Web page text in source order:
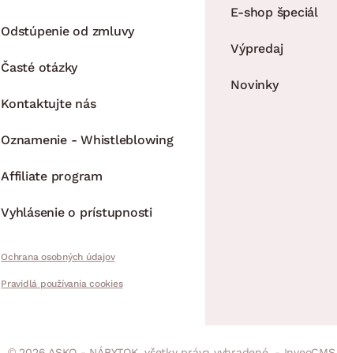
Odstúpenie od zmluvy
Časté otázky
Kontaktujte nás
Oznamenie - Whistleblowing
Affiliate program
Vyhlásenie o prístupnosti
Ochrana osobných údajov
Pravidlá používania cookies
E-shop špeciál
Výpredaj
Novinky